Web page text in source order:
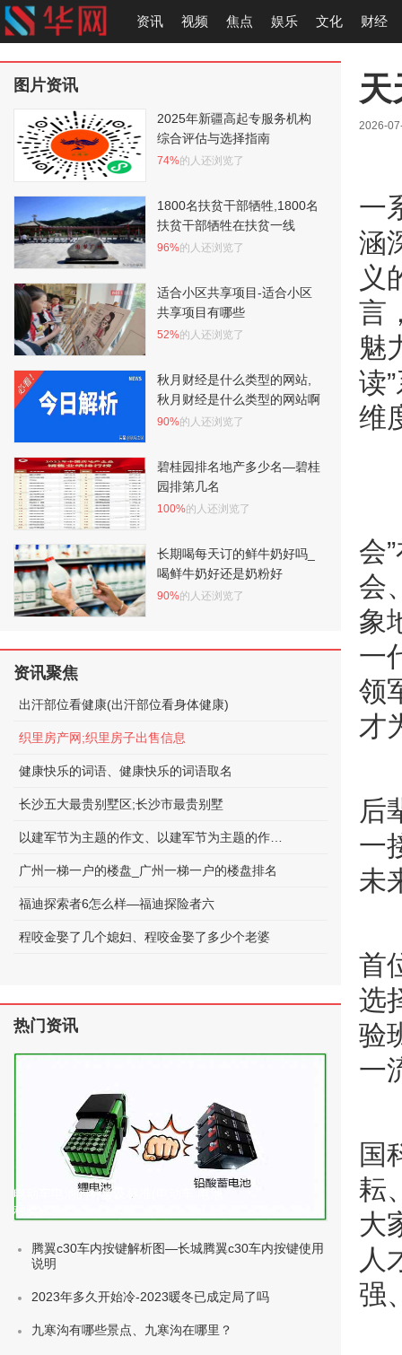
资讯 视频 焦点 娱乐 文化 财经
天
2026-
一
涵
义
言
魅
读
维
会
会
象
一
领
才
后
一
未
首
选
验
一
国
耘
大
人
强
图片资讯
2025年新疆高起专服务机构
综合评估与选择指南
74%的人还浏览了
1800名扶贫干部牺牲,1800名
扶贫干部牺牲在扶贫一线
96%的人还浏览了
适合小区共享项目-适合小区
共享项目有哪些
52%的人还浏览了
秋月财经是什么类型的网站,
秋月财经是什么类型的网站啊
90%的人还浏览了
碧桂园排名地产多少名—碧桂
园排第几名
100%的人还浏览了
长期喝每天订的鲜牛奶好吗_
喝鲜牛奶好还是奶粉好
90%的人还浏览了
资讯聚焦
出汗部位看健康(出汗部位看身体健康)
织里房产网;织里房子出售信息
健康快乐的词语、健康快乐的词语取名
长沙五大最贵别墅区;长沙市最贵别墅
广州一梯一户的楼盘_广州一梯一户的楼盘排名
福迪探索者6怎么样—福迪探险者六
程咬金娶了几个媳妇、程咬金娶了多少个老婆
热门资讯
电动车电池的种类及标准(电动车 电池
种类)
腾翼c30车内按键解析图—长城腾翼c30车内按键使用
说明
2023年多久开始冷-2023暖冬已成定局了吗
九寒沟有哪些景点、九寒沟在哪里？